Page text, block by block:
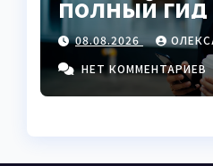
полный гид
профессии,
карьере
08.08.2026
НЕТ КОММЕНТАРИЕВ